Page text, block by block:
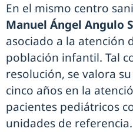
En el mismo centro
Manuel Ángel Angulo
asociado a la atención
población infantil. Tal
resolución, se valora
cinco años en la
pacientes pediátricos
unidades de referencia.